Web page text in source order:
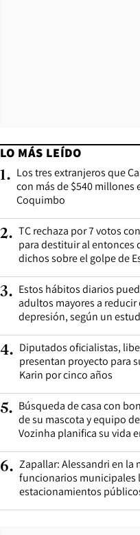
LO MÁS LEÍDO
1. Los tres extranjeros que
con más de $540 millones
Coquimbo
2. TC rechaza por 7 votos
para destituir al entonces
dichos sobre el golpe de
3. Estos hábitos diarios
adultos mayores a
depresión, según un
4. Diputados oficialistas,
presentan proyecto para
Karin por cinco años
5. Búsqueda de casa con
de su mascota y equipo
Vozinha planifica su vida
6. Zapallar: Alessandri en la
funcionarios municipales
estacionamientos